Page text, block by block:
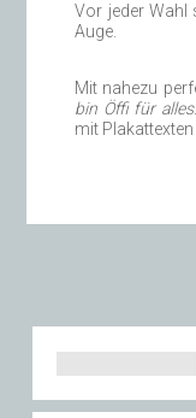
Vor jeder Wahl
Auge.
Mit nahezu
bin Öffi für alles!
mit Plakattexten